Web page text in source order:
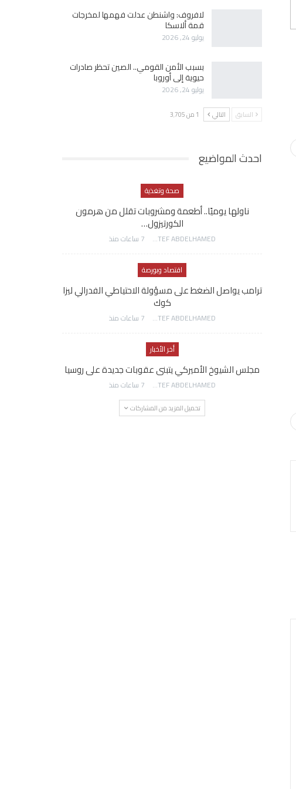
لافروف: واشنطن عدلت فهمها لمخرجات
قمة ألاسكا
يوليو 24, 2026
بسبب الأمن القومي.. الصين تحظر صادرات
حيوية إلى أوروبا
يوليو 24, 2026
السابق التالي 1 من 3٬705
احدث المواضيع
صحة وتغذية
ناولها يوميًا.. أطعمة ومشروبات تقلل من هرمون
الكورتيزول…
AWATEF ABDELHAMED 7 ساعات منذ
اقتصاد وبورصة
ترامب يواصل الضغط على مسؤولة الاحتياطي الفدرالي ليزا
كوك
AWATEF ABDELHAMED 7 ساعات منذ
أخر الأخبار
مجلس الشيوخ الأميركي يتبنى عقوبات جديدة على روسيا
AWATEF ABDELHAMED 7 ساعات منذ
تحميل المزيد من المشاركات